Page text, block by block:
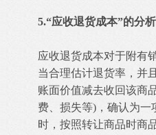
5.“应收退货成本”的分析
应收退货成本对于附有
当合理估计退货率，并
账面价值减去收回该商
费、损失等)，确认为一
时，按照转让商品时商